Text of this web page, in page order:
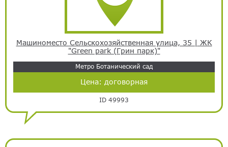
Машиноместо Сельскохозяйственная улица, 35 | ЖК
"Green park (Грин парк)"
Метро Ботанический сад
Цена: договорная
ID 49993